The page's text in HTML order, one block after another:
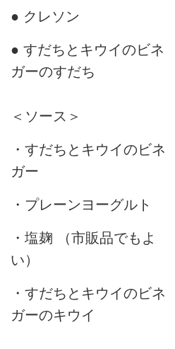
● クレソン
● すだちとキウイのビネ
ガーのすだち
＜ソース＞
・すだちとキウイのビネ
ガー
・プレーンヨーグルト
・塩麹 （市販品でもよ
い）
・すだちとキウイのビネ
ガーのキウイ